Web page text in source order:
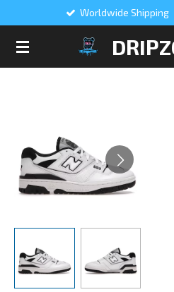
Worldwide Shipping